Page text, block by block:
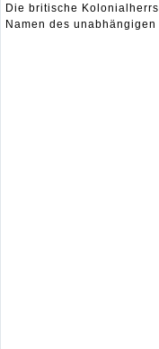
Die britische
Namen des unabhängigen